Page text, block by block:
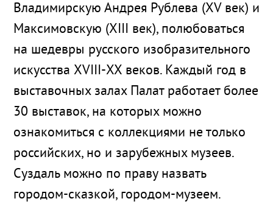
Владимирскую Андрея Рублева (ХV век) и
Максимовскую (XIII век), полюбоваться
на шедевры русского изобразительного
искусства XVIII-ХХ веков. Каждый год в
выставочных залах Палат работает более
30 выставок, на которых можно
ознакомиться с коллекциями не только
российских, но и зарубежных музеев.
Суздаль можно по праву назвать
городом-сказкой, городом-музеем.